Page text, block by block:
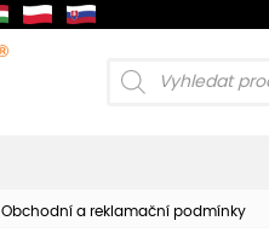
Products
Obchodní a reklamační podmínky